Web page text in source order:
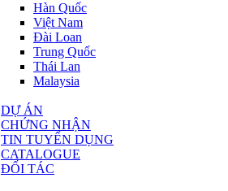
Hàn Quốc
Việt Nam
Đài Loan
Trung Quốc
Thái Lan
Malaysia
DỰ ÁN
CHỨNG NHẬN
TIN TUYỂN DỤNG
CATALOGUE
ĐỐI TÁC